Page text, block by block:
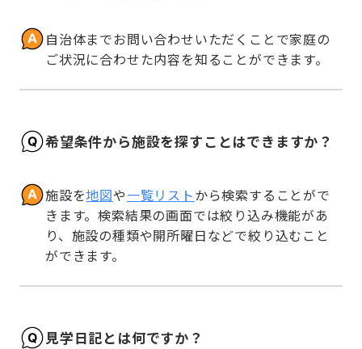
自治体までお問い合わせいただくことで家庭の
ご状況に合わせた内容を知ることができます。
希望条件から施設を探すことはできますか？
施設を地図や一覧リストから検索することがで
きます。検索結果の画面では絞り込み機能があ
り、施設の種類や開所曜日などで絞り込むこと
ができます。
見学日記とは何ですか？